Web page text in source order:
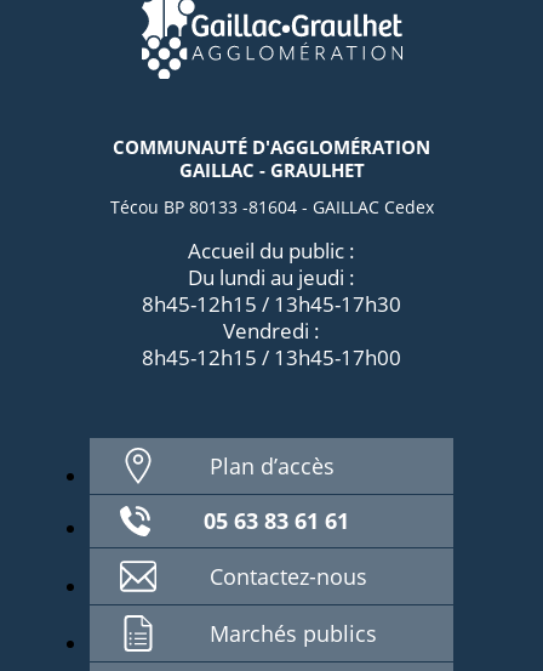
COMMUNAUTÉ D'AGGLOMÉRATION
GAILLAC - GRAULHET
Técou BP 80133 -81604 - GAILLAC Cedex
Accueil du public :
Du lundi au jeudi :
8h45-12h15 / 13h45-17h30
Vendredi :
8h45-12h15 / 13h45-17h00
Plan d’accès
05 63 83 61 61
Contactez-nous
Marchés publics